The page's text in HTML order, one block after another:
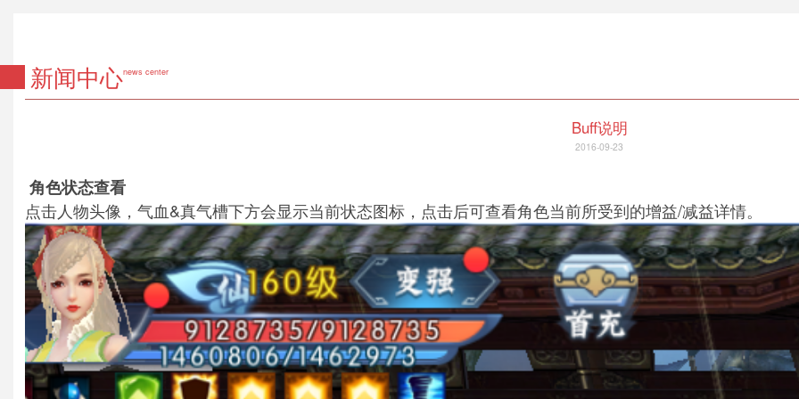
新闻中心news center
Buff说明
2016-09-23
角色状态查看
点击人物头像，气血&真气槽下方会显示当前状态图标，点击后可查看角色当前所受到的增益/减益详情。